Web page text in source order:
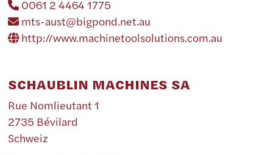
0061 2 4464 1775
mts-aust@bigpond.net.au
http://www.machinetoolsolutions.com.au
SCHAUBLIN MACHINES SA
Rue Nomlieutant 1
2735 Bévilard
Schweiz